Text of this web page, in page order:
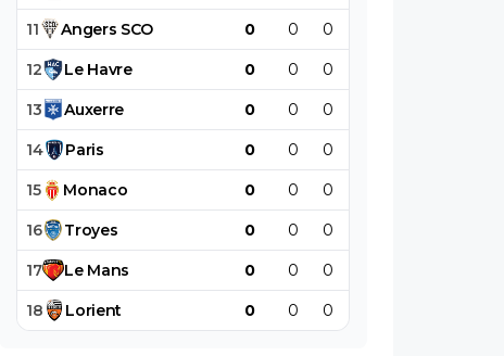
11 Angers SCO 0 0 0
12 Le Havre 0 0 0
13 Auxerre 0 0 0
14 Paris 0 0 0
15 Monaco 0 0 0
16 Troyes 0 0 0
17 Le Mans 0 0 0
18 Lorient 0 0 0